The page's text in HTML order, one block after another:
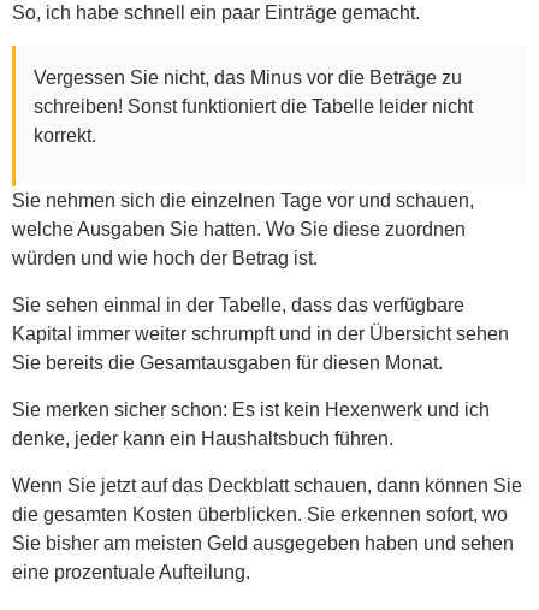
So, ich habe schnell ein paar Einträge gemacht.
Vergessen Sie nicht, das Minus vor die Beträge zu
schreiben! Sonst funktioniert die Tabelle leider nicht
korrekt.
Sie nehmen sich die einzelnen Tage vor und schauen,
welche Ausgaben Sie hatten. Wo Sie diese zuordnen
würden und wie hoch der Betrag ist.
Sie sehen einmal in der Tabelle, dass das verfügbare
Kapital immer weiter schrumpft und in der Übersicht sehen
Sie bereits die Gesamtausgaben für diesen Monat.
Sie merken sicher schon: Es ist kein Hexenwerk und ich
denke, jeder kann ein Haushaltsbuch führen.
Wenn Sie jetzt auf das Deckblatt schauen, dann können Sie
die gesamten Kosten überblicken. Sie erkennen sofort, wo
Sie bisher am meisten Geld ausgegeben haben und sehen
eine prozentuale Aufteilung.